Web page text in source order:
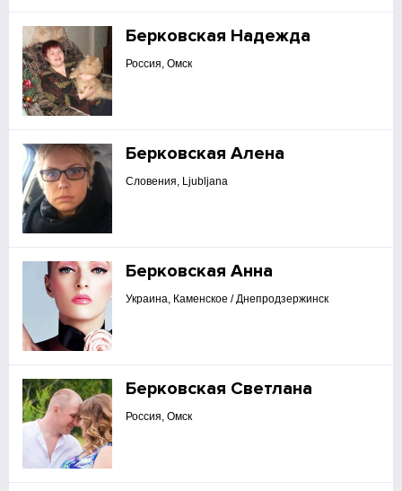
Берковская Надежда
Россия, Омск
Берковская Алена
Словения, Ljubljana
Берковская Анна
Украина, Каменское / Днепродзержинск
Берковская Светлана
Россия, Омск